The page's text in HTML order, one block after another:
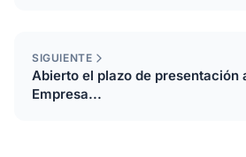
SIGUIENTE
Abierto el plazo de presentación
Empresa...